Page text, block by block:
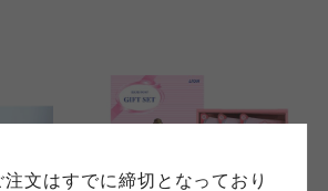
文はすでに締切となっており
利用約款の細則として規定さ
コープしが
ては各生協のボタンをクリッ
生協のボタンをクリックして
コープしが